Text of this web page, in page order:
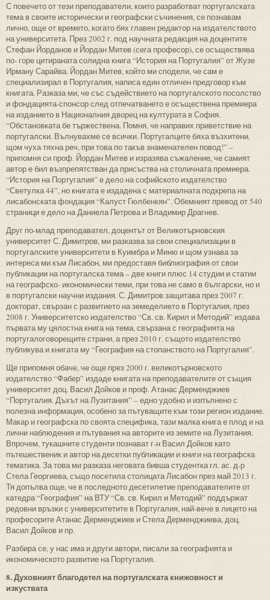
С повечето от тези преподаватели, които разработват португалската
тема в своите исторически и географски съчинения, се познавам
лично, още от времето, когато бях главен редактор на издателството
на университета. През 2002 г. под научната редакция на доцентите
Стефан Йорданов и Йордан Митев (сега професор), се осъществява
по- горе цитираната солидна книга “История на Португалия” от Жузе
Ирману Сарайва. Йордан Митев, който ми сподели, че сам е
специализирал в Португалия, написа един отличен предговор към
книгата. Разказа ми, че със съдействието на португалското посолство
и фондацията-спонсор след отпечатването е осъществена премиера
на изданието в Националния дворец на културата в София.
“Обстановката бе тържествена. Помня, че направих приветствие на
португалски. Вълнувахме се всички. Португалците бяха възхитени,
щом чуха тяхна реч, при това по такъв знаменателен повод!” –
припомня си проф. Йордан Митев и изразява съжаление, че самият
автор е бил възпрепятстван да присъства на столичната премиера.
“История на Португалия” е дело на софийското издателство
“Светулка 44”, но книгата е издадена с материалната подкрепа на
лисабонската фондация “Калуст Гюлбенкян”. Обемният превод от 540
страници е дело на Даниела Петрова и Владимир Драгнев.
Друг по-млад преподавател, доцентът от Великотърновския
университет С. Димитров, ми разказва за свои специализации в
португалските университети в Куимбра и Миню и щом узнава за
интереса ми към Лисабон, ми предоставя библиография от свои
публикации на португалска тема – две книги плюс 14 студии и статии
на географско- икономически теми, при това не само в български, но и
в португалски научни издания. С. Димитров защитава през 2007 г.
докторат, свързан с развитието на земеделието в Португалия, през
2008 г. Университетско издателство “Св. св. Кирил и Методий” издава
първата му цялостна книга на тема, свързана с географията на
португалоговорещите страни, а през 2010 г. същото издателство
публикува и книгата му “География на стопанството на Португалия”.
Ще припомня обаче, че още през 2000 г. великотърновското
издателство “Фабер” издаде книгата на преподавателите от същия
университет доц. Васил Дойков и проф. Атанас Дерменджиев
“Португалия. Дъхът на Лузитания” – едно удобно и изпълнено с
полезна информация, особено за пътуващите към този регион издание.
Макар и географска по своята специфика, тази малка книга е плод и на
лични наблюдения и пътувания на авторите из земите на Лузитания.
Впрочем, тукашните студенти познават г-н Васил Дойков като
пътешественик и автор на десетки публикации и книги на географска
тематика. За това ми разказа неговата бивша студентка гл. ас. д-р
Стела Георгиева, също посетила столицата Лисабон през май 2013 г.
Тя допълва още, че в последното десетилетие преподавателите от
катедра “География” на ВТУ “Св. св. Кирил и Методий” поддържат
редовни връзки с университетите в Португалия, най-вече в лицето на
професорите Атанас Дерменджиев и Стела Дерменджиева, доц.
Васил Дойков и пр.
Разбира се, у нас има и други автори, писали за географията и
икономическото развитие на Португалия.
8. Духовният благодетел на португалската книжовност и
изкуствата